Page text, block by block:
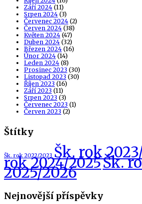
Září 2024 (11)
Srpen 2024 (3)
Červenec 2024 (2)
Červen 2024 (38)
Květen 2024 (47)
Duben 2024 (32)
Březen 2024 (16)
Únor 2024 (14)
Leden 2024 (8)
Prosinec 2023 (30)
Listopad 2023 (30)
Říjen 2023 (16)
Září 2023 (11)
Srpen 2023 (3)
Červenec 2023 (1)
Červen 2023 (2)
Štítky
Šk. rok 2022/2023 Šk. rok
rok 2024/2025Šk.
2025/2026
Nejnovější příspěvky